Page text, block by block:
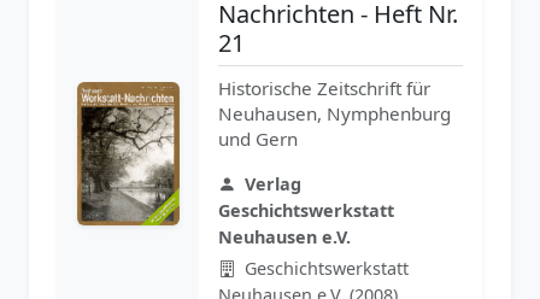
Nachrichten - Heft Nr.
21
Historische Zeitschrift für
Neuhausen, Nymphenburg
und Gern
Verlag
Geschichtswerkstatt
Neuhausen e.V.
Geschichtswerkstatt